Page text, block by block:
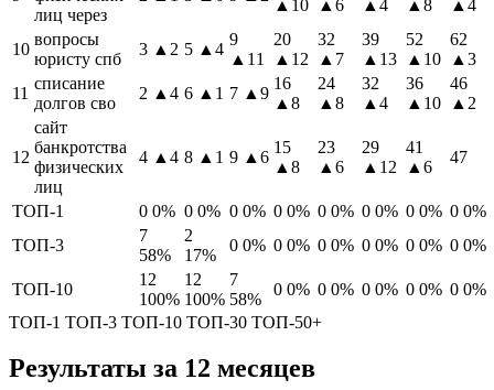
лиц через
▲10
▲6
▲4
▲8
▲4
10
вопросы
юристу спб
3 ▲2 5 ▲4
9
▲11
20
▲12
32
▲7
39
▲13
52
▲10
62
▲3
11
списание
долгов сво
2 ▲4 6 ▲1 7 ▲9
16
▲8
24
▲8
32
▲4
36
▲10
46
▲2
12
сайт
банкротства
физических
лиц
4 ▲4 8 ▲1 9 ▲6
15
▲8
23
▲6
29
▲12
41
▲6
47
ТОП-1 0 0% 0 0% 0 0% 0 0% 0 0% 0 0% 0 0% 0 0%
ТОП-3
7
58%
2
17%
0 0% 0 0% 0 0% 0 0% 0 0% 0 0%
ТОП-10
12
100%
12
100%
7
58%
0 0% 0 0% 0 0% 0 0% 0 0%
ТОП-1 ТОП-3 ТОП-10 ТОП-30 ТОП-50+
Результаты за 12 месяцев